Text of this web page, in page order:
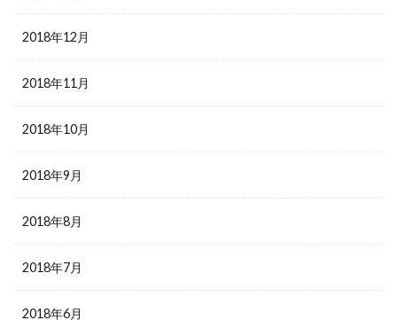
2018年12月
2018年11月
2018年10月
2018年9月
2018年8月
2018年7月
2018年6月